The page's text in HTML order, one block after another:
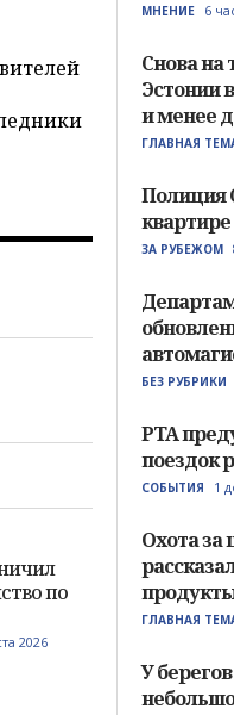
по
2026
МНЕНИЕ 6
Снова на
Эстонии
и менее
ГЛАВНАЯ
Полиция
ЗА РУБЕЖОМ
БЕЗ РУБРИКИ
PTA
поездок
СОБЫТИЯ 1
Охота за
ГЛАВНАЯ
У